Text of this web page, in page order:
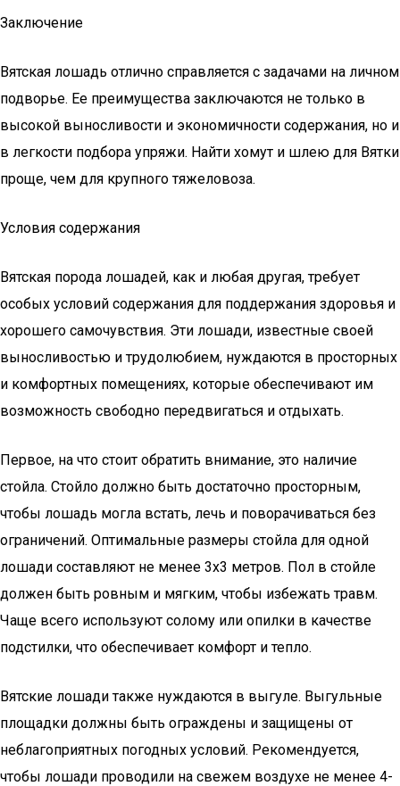
Заключение
Вятская лошадь отлично справляется с задачами на личном
подворье. Ее преимущества заключаются не только в
высокой выносливости и экономичности содержания, но и
в легкости подбора упряжи. Найти хомут и шлею для Вятки
проще, чем для крупного тяжеловоза.
Условия содержания
Вятская порода лошадей, как и любая другая, требует
особых условий содержания для поддержания здоровья и
хорошего самочувствия. Эти лошади, известные своей
выносливостью и трудолюбием, нуждаются в просторных
и комфортных помещениях, которые обеспечивают им
возможность свободно передвигаться и отдыхать.
Первое, на что стоит обратить внимание, это наличие
стойла. Стойло должно быть достаточно просторным,
чтобы лошадь могла встать, лечь и поворачиваться без
ограничений. Оптимальные размеры стойла для одной
лошади составляют не менее 3х3 метров. Пол в стойле
должен быть ровным и мягким, чтобы избежать травм.
Чаще всего используют солому или опилки в качестве
подстилки, что обеспечивает комфорт и тепло.
Вятские лошади также нуждаются в выгуле. Выгульные
площадки должны быть ограждены и защищены от
неблагоприятных погодных условий. Рекомендуется,
чтобы лошади проводили на свежем воздухе не менее 4-